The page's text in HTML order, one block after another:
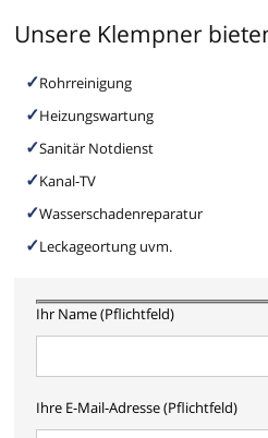
Unsere Klempner
Rohrreinigung
Heizungswartung
Sanitär Notdienst
Kanal-TV
Wasserschadenreparatur
Leckageortung uvm.
Ihr Name (Pflichtfeld)
Ihre E-Mail-Adresse (Pflichtfeld)